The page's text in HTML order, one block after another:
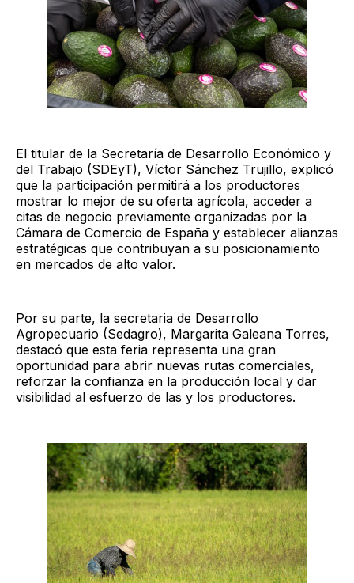
El titular de la Secretaría de Desarrollo Económico y
del Trabajo (SDEyT), Víctor Sánchez Trujillo, explicó
que la participación permitirá a los productores
mostrar lo mejor de su oferta agrícola, acceder a
citas de negocio previamente organizadas por la
Cámara de Comercio de España y establecer alianzas
estratégicas que contribuyan a su posicionamiento
en mercados de alto valor.
Por su parte, la secretaria de Desarrollo
Agropecuario (Sedagro), Margarita Galeana Torres,
destacó que esta feria representa una gran
oportunidad para abrir nuevas rutas comerciales,
reforzar la confianza en la producción local y dar
visibilidad al esfuerzo de las y los productores.